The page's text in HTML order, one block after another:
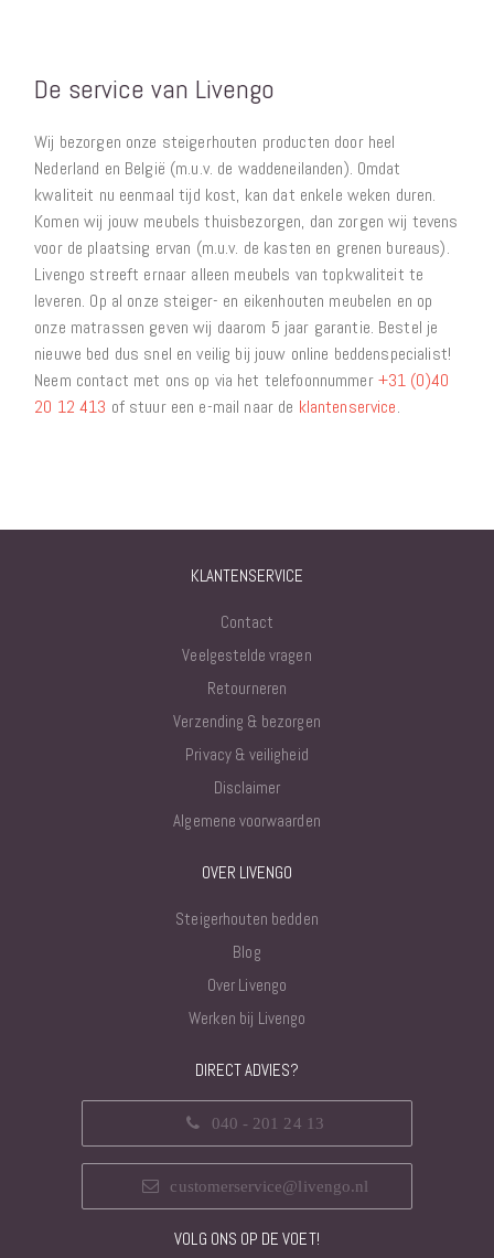
De service van Livengo
Wij bezorgen onze steigerhouten producten door heel
Nederland en België (m.u.v. de waddeneilanden). Omdat
kwaliteit nu eenmaal tijd kost, kan dat enkele weken duren.
Komen wij jouw meubels thuisbezorgen, dan zorgen wij tevens
voor de plaatsing ervan (m.u.v. de kasten en grenen bureaus).
Livengo streeft ernaar alleen meubels van topkwaliteit te
leveren. Op al onze steiger- en eikenhouten meubelen en op
onze matrassen geven wij daarom 5 jaar garantie. Bestel je
nieuwe bed dus snel en veilig bij jouw online beddenspecialist!
Neem contact met ons op via het telefoonnummer+31 (0)40
20 12 413 of stuur een e-mail naar de klantenservice.
KLANTENSERVICE
Contact
Veelgestelde vragen
Retourneren
Verzending & bezorgen
Privacy & veiligheid
Disclaimer
Algemene voorwaarden
OVER LIVENGO
Steigerhouten bedden
Blog
Over Livengo
Werken bij Livengo
DIRECT ADVIES?
040 - 201 24 13
customerservice@livengo.nl
VOLG ONS OP DE VOET!